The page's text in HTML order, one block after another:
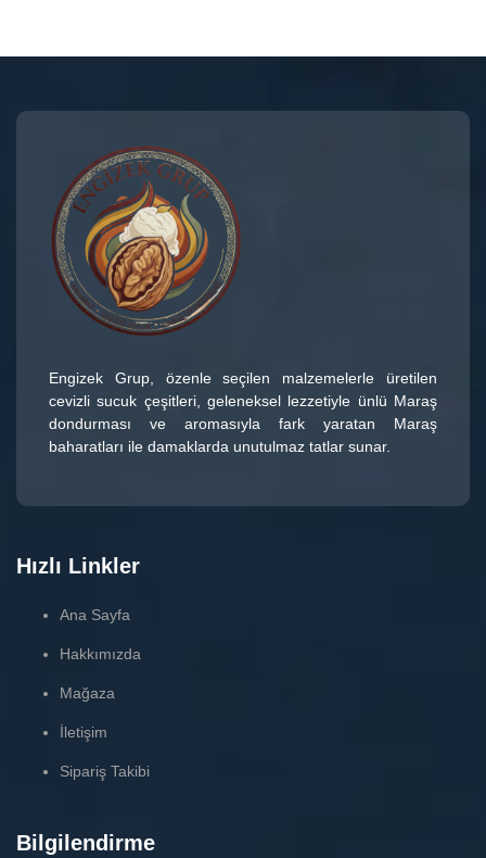
Engizek Grup, özenle seçilen malzemelerle üretilen
cevizli sucuk çeşitleri, geleneksel lezzetiyle ünlü Maraş
dondurması ve aromasıyla fark yaratan Maraş
baharatları ile damaklarda unutulmaz tatlar sunar.
Hızlı Linkler
Ana Sayfa
Hakkımızda
Mağaza
İletişim
Sipariş Takibi
Bilgilendirme